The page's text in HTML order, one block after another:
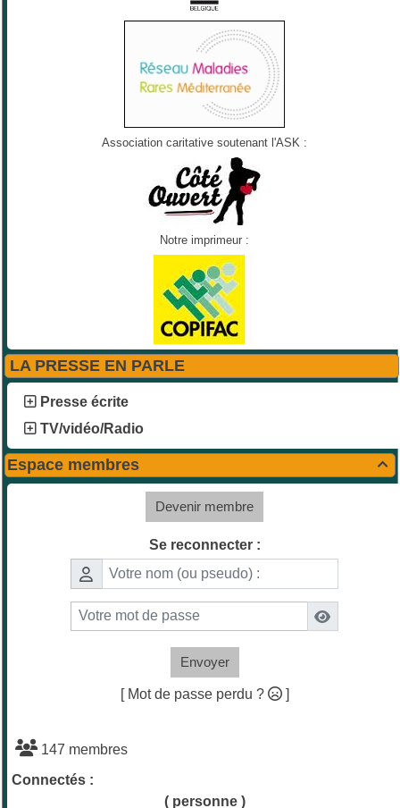
Association caritative soutenant l'ASK :
Notre imprimeur :
LA PRESSE EN PARLE
Presse écrite
TV/vidéo/Radio

Espace membres
Devenir membre
Se reconnecter :
Envoyer
[ Mot de passe perdu ? ]
147 membres
Connectés :
( personne )